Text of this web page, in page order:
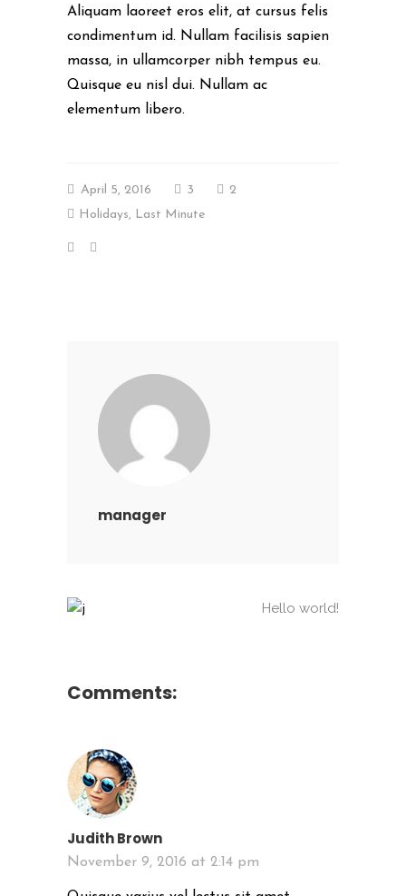
Aliquam laoreet eros elit, at cursus felis
condimentum id. Nullam facilisis sapien
massa, in ullamcorper nibh tempus eu.
Quisque eu nisl dui. Nullam ac
elementum libero.
April 5, 2016 3
2
Holidays, Last Minute
manager
Hello world!
Comments:
Judith Brown
November 9, 2016 at 2:14 pm